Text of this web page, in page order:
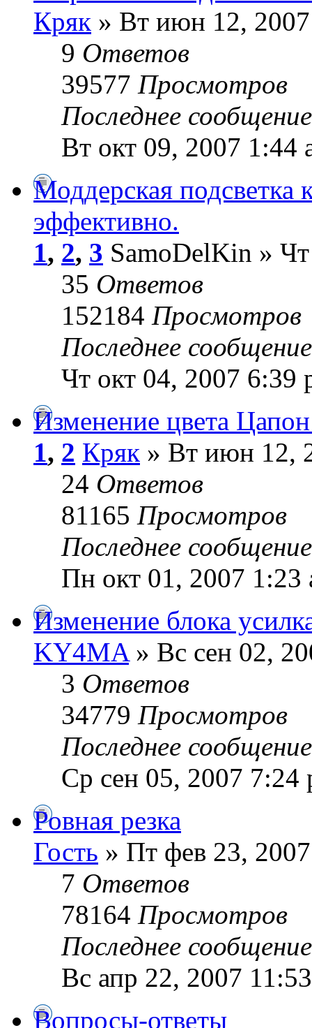
Кряк » Вт июн 12,
9 Ответов
39577 Просмотров
Последнее
Вт окт 09, 2007 1:44
Моддерская подсветка
эффективно.
1, 2, 3 SamoDelKin »
35 Ответов
152184 Просмотров
Последнее
Чт окт 04, 2007 6:39
Изменение цвета
1, 2 Кряк » Вт июн 12,
24 Ответов
81165 Просмотров
Последнее
Пн окт 01, 2007 1:23
Изменение блока
KY4MA» Вс сен 02,
3 Ответов
34779 Просмотров
Последнее
Ср сен 05, 2007 7:24
Ровная резка
Гость » Пт фев 23,
7 Ответов
78164 Просмотров
Последнее
Вс апр 22, 2007
Вопросы-ответы